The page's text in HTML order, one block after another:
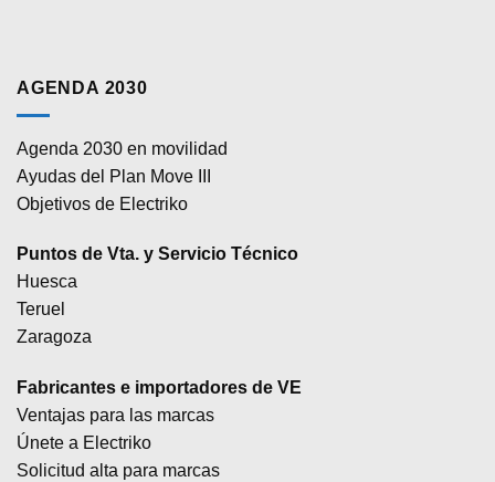
AGENDA 2030
Agenda 2030 en movilidad
Ayudas del Plan Move III
Objetivos de Electriko
Puntos de Vta. y Servicio Técnico
Huesca
Teruel
Zaragoza
Fabricantes e importadores de VE
Ventajas para las marcas
Únete a Electriko
Solicitud alta para marcas